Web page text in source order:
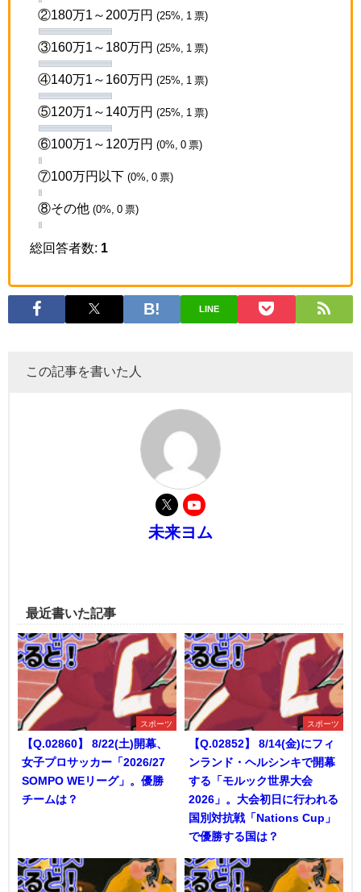
②180万1～200万円 (25%, 1 票)
③160万1～180万円 (25%, 1 票)
④140万1～160万円 (25%, 1 票)
⑤120万1～140万円 (25%, 1 票)
⑥100万1～120万円 (0%, 0 票)
⑦100万円以下 (0%, 0 票)
⑧その他 (0%, 0 票)
総回答者数: 1
LINE
この記事を書いた人
未来ヨム
最近書いた記事
スポーツ
【Q.02860】 8/22(土)開幕、
女子プロサッカー「2026/27
SOMPO WEリーグ」。優勝
チームは？
スポーツ
【Q.02852】 8/14(金)にフィ
ンランド・ヘルシンキで開幕
する「モルック世界大会
2026」。大会初日に行われる
国別対抗戦「Nations Cup」
で優勝する国は？